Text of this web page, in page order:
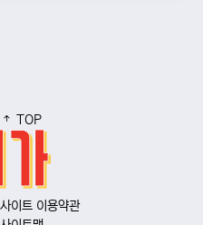
TOP
사이트 이용약관